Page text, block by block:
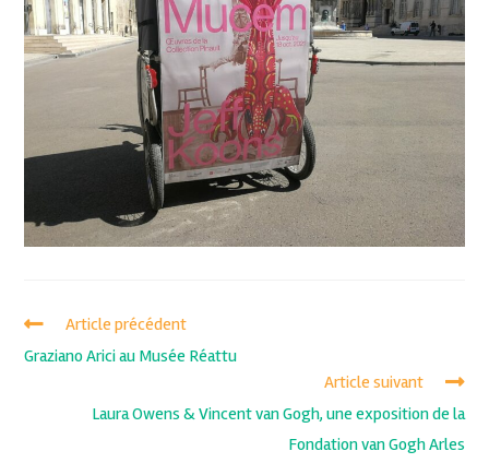
Article précédent
Graziano Arici au Musée Réattu
Article suivant
Laura Owens & Vincent van Gogh, une exposition de la
Fondation van Gogh Arles